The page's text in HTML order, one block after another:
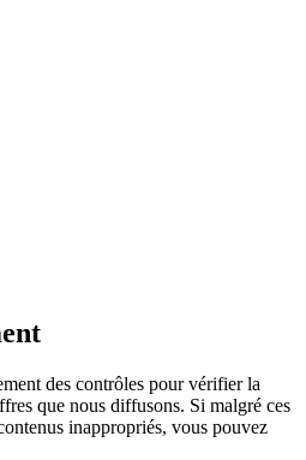
des contrôles pour vérifier la
que nous diffusons. Si malgré ces
inappropriés, vous pouvez